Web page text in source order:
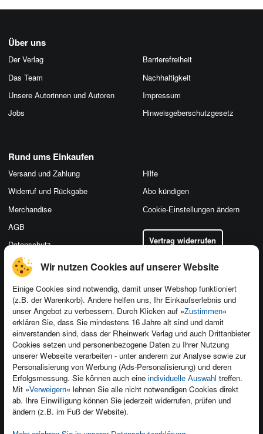
Wir nutzen Cookies auf unserer Website
Einige Cookies sind notwendig, damit unser Webshop funktioniert
(z.B. der Warenkorb). Andere helfen uns, Ihr Einkaufserlebnis und
unser Angebot zu verbessern. Durch Klicken auf »Zustimmen«
erklären Sie, dass Sie mindestens 16 Jahre alt sind und damit
einverstanden sind, dass der Rheinwerk Verlag und auch Drittanbieter
Cookies setzen und personenbezogene Daten zu Ihrer Nutzung
unserer Webseite verarbeiten - unter anderem zur Analyse sowie zur
Personalisierung von Werbung (Ads-Personalisierung) und deren
Erfolgsmessung. Sie können auch eine individuelle Auswahl treffen.
Mit »Verweigern« lehnen Sie alle nicht notwendigen Cookies direkt
ab. Ihre Einwilligung können Sie jederzeit widerrufen, prüfen und
ändern (z.B. im Fuß der Website).
Über uns
Der Verlag
Das Team
Unsere Autorinnen und Autoren
Jobs
Barrierefreiheit
Nachhaltigkeit
Impressum
Hinweis­geber­schutz­gesetz
Kontakt
Newsletter
Für Unternehmen
Presseservice
Dozentenservice
Produktfeedback
Foreign Rights
Ein Buch schreiben
Rund ums Einkaufen
Versand und Zahlung
Widerruf und Rückgabe
Merchandise
AGB
Datenschutz
Hilfe
Abo kündigen
Cookie-Einstellungen ändern
Vertrag widerrufen